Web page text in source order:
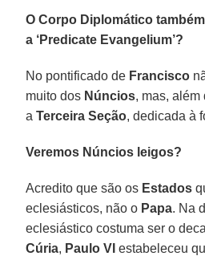
O Corpo Diplomático
a ‘Predicate Evangelium’?
No pontificado de Francisco
muito dos Núncios, mas, além
aTerceira Seção, dedicada à
Veremos Núncios leigos?
Acredito que são os Estados
eclesiásticos, não o Papa. Na
eclesiástico costuma ser o
Cúria, Paulo VI estabeleceu